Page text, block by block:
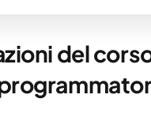
del